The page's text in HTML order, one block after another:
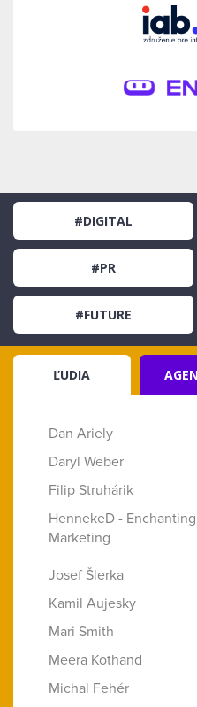
#DIGITAL
#PR
#FUTURE
ĽUDIA
Dan Ariely
Daryl Weber
Filip Struhárik
HennekeD - Enchanting
Marketing
Josef Šlerka
Kamil Aujesky
Mari Smith
Meera Kothand
Michal Fehér